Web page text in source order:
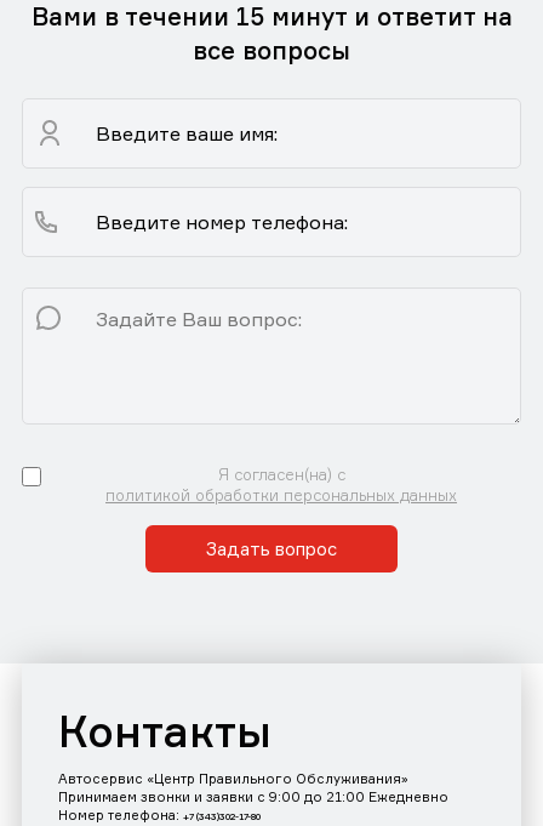
Вами в течении 15 минут и ответит на
все вопросы
Я согласен(на) с
политикой обработки персональных данных
Задать вопрос
Контакты
Автосервис «Центр Правильного Обслуживания»
Принимаем звонки и заявки с 9:00 до 21:00 Ежедневно
Номер телефона: +7 (343)302-17-80